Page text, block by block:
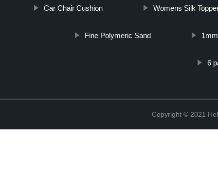
Car Chair Cushion Womens Silk
Fine Polymeric Sand
6
Copyright © 2021